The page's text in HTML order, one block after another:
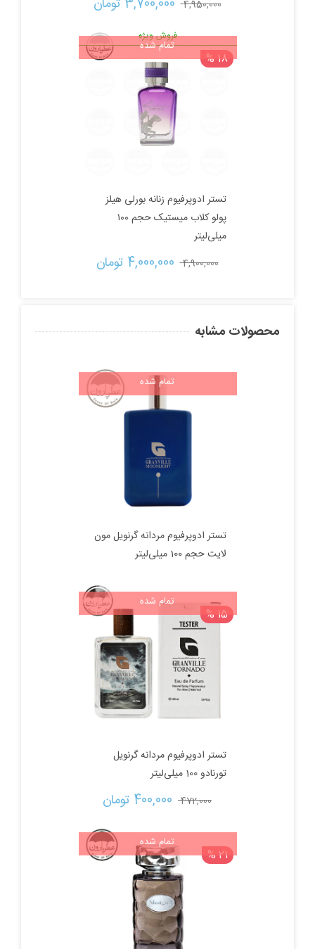
4,950,000
اصلی:
بود.
فعلی:
فروش ویژه
18 %
تمام شده
تستر ادوپرفیوم زنانه بورلی هیلز
پولو کلاب میستیک حجم ۱۰۰
میلی‌لیتر
4,900,000 قیمت
4,000,000 تومان
محصولات مشابه
تمام شده
تستر ادوپرفیوم مردانه گرنویل مون
لایت حجم 100 میلی‌لیتر
15 %
تمام شده
تستر ادوپرفیوم مردانه گرنویل
تورنادو 100 میلی‌لیتر
472,000 قیمت
اصلی:
472,000 تومان
بود.
400,000 تومان
فعلی:
400,000 تومان.
21 %
تمام شده